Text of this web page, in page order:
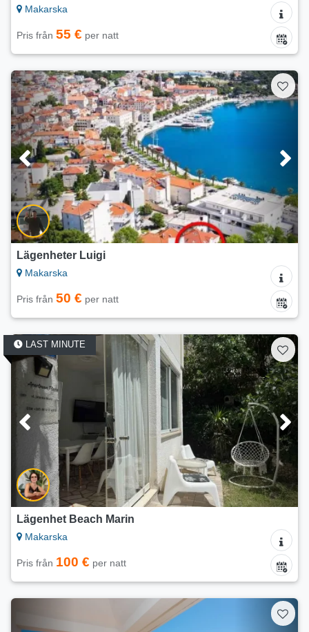
Makarska
Pris från 55 € per natt
Lägenheter Luigi
Makarska
Pris från 50 € per natt
LAST MINUTE
Lägenhet Beach Marin
Makarska
Pris från 100 € per natt